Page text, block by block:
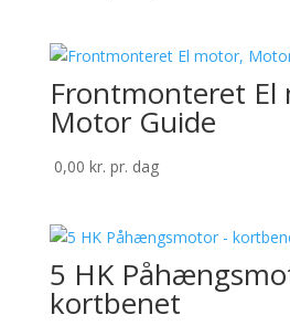
Frontmonteret El
Motor Guide
0,00 kr. pr. dag
5 HK
kortbenet